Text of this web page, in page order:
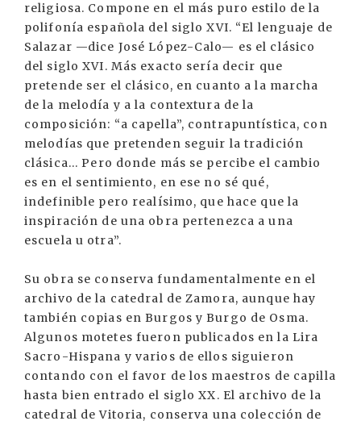
religiosa. Compone en el más puro estilo de la
polifonía española del siglo XVI. “El lenguaje de
Salazar —dice José López-Calo— es el clásico
del siglo XVI. Más exacto sería decir que
pretende ser el clásico, en cuanto a la marcha
de la melodía y a la contextura de la
composición: “a capella”, contrapuntística, con
melodías que pretenden seguir la tradición
clásica... Pero donde más se percibe el cambio
es en el sentimiento, en ese no sé qué,
indefinible pero realísimo, que hace que la
inspiración de una obra pertenezca a una
escuela u otra”.
Su obra se conserva fundamentalmente en el
archivo de la catedral de Zamora, aunque hay
también copias en Burgos y Burgo de Osma.
Algunos motetes fueron publicados en la Lira
Sacro-Hispana y varios de ellos siguieron
contando con el favor de los maestros de capilla
hasta bien entrado el siglo XX. El archivo de la
catedral de Vitoria, conserva una colección de